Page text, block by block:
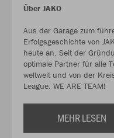
Über JAKO
Aus der Garage zum
Erfolgsgeschichte von
heute an. Seit der
optimale Partner für alle
weltweit und von der
League. WE ARE TEAM!
MEHR LESEN